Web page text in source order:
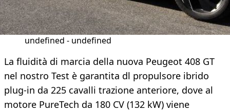
undefined - undefined
​La fluidità di marcia della nuova Peugeot 408 GT
nel nostro Test è garantita dl propulsore ibrido
plug-in da 225 cavalli trazione anteriore, dove al
motore PureTech da 180 CV (132 kW) viene